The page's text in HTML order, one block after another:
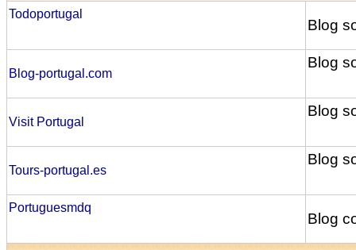
Todoportugal
Blog
Blog-portugal.com
Blog
Visit Portugal
Blog
Tours-portugal.es
Blog
Portuguesmdq
Blog